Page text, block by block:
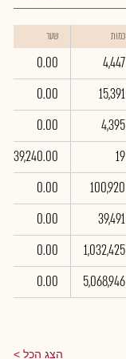
כמות שער
4,447
0.00
15,391
0.00
4,395
0.00
19
39,240.00
100,920
0.00
39,491
0.00
1,032,425
0.00
5,068,946
0.00
הצג הכל